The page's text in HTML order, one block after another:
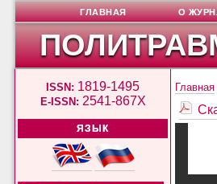
ISSN: 1819-1495
E-ISSN: 2541-867X
ЯЗЫК
ГЛАВНАЯ О
Главная